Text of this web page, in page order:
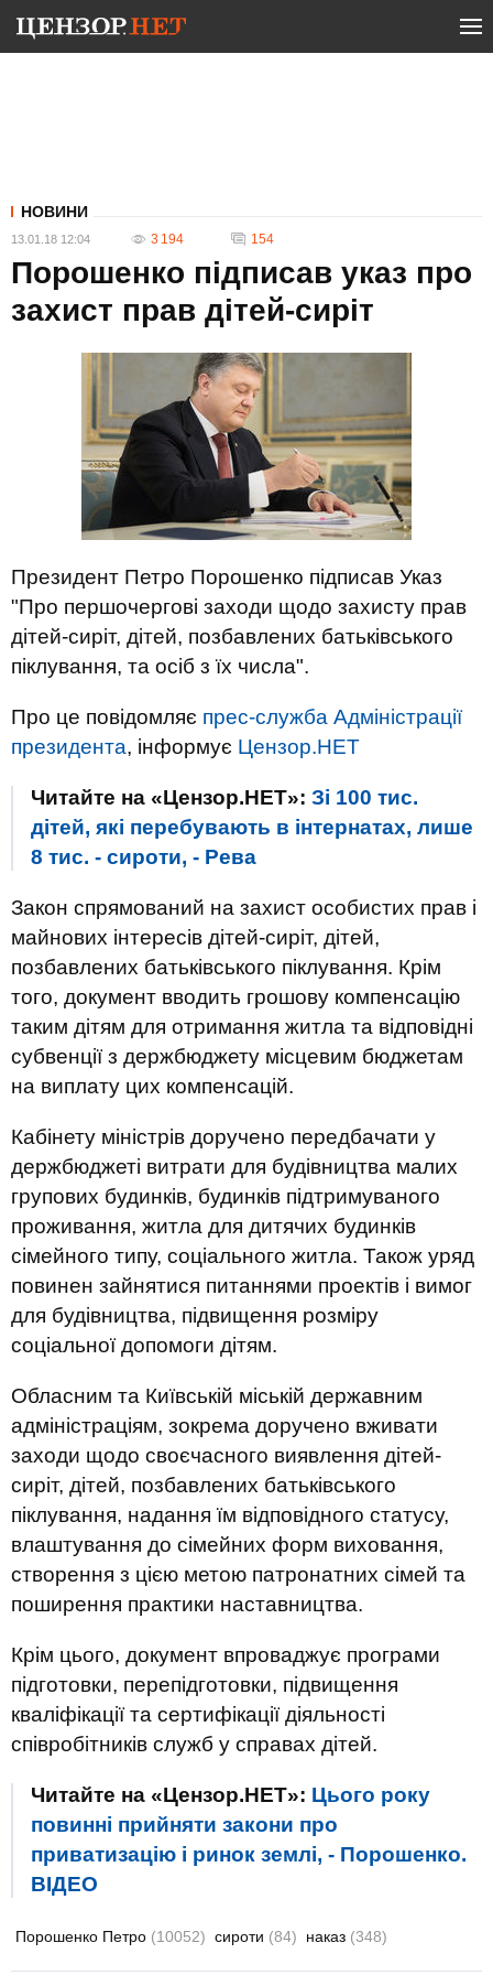
НОВИНИ
13.01.18 12:04 3 194 154
Порошенко підписав указ про
захист прав дітей-сиріт
Президент Петро Порошенко підписав Указ
"Про першочергові заходи щодо захисту прав
дітей-сиріт, дітей, позбавлених батьківського
піклування, та осіб з їх числа".
Про це повідомляє прес-служба Адміністрації
президента, інформує Цензор.НЕТ
Читайте на «Цензор.НЕТ»: Зі 100 тис.
дітей, які перебувають в інтернатах, лише
8 тис. - сироти, - Рева
Закон спрямований на захист особистих прав і
майнових інтересів дітей-сиріт, дітей,
позбавлених ​​батьківського піклування. Крім
того, документ вводить грошову компенсацію
таким дітям для отримання житла та відповідні
субвенції з держбюджету місцевим бюджетам
на виплату цих компенсацій.
Кабінету міністрів доручено передбачати у
держбюджеті витрати для будівництва малих
групових будинків, будинків підтримуваного
проживання, житла для дитячих будинків
сімейного типу, соціального житла. Також уряд
повинен зайнятися питаннями проектів і вимог
для будівництва, підвищення розміру
соціальної допомоги дітям.
Обласним та Київській міській державним
адміністраціям, зокрема доручено вживати
заходи щодо своєчасного виявлення дітей-
сиріт, дітей, позбавлених батьківського
піклування, надання їм відповідного статусу,
влаштування до сімейних форм виховання,
створення з цією метою патронатних сімей та
поширення практики наставництва.
Крім цього, документ впроваджує програми
підготовки, перепідготовки, підвищення
кваліфікації та сертифікації діяльності
співробітників служб у справах дітей.
Читайте на «Цензор.НЕТ»: Цього року
повинні прийняти закони про
приватизацію і ринок землі, - Порошенко.
ВIДЕО
Порошенко Петро (10052) сироти (84) наказ (348)